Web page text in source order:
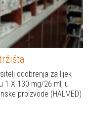
odobrenja za lijek
1 X 130 mg/26 ml, u
proizvode (HALMED)